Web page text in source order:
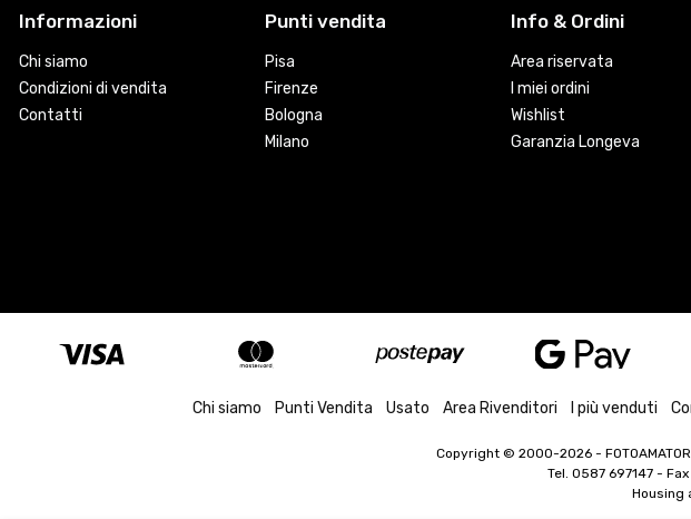
Informazioni
Chi siamo
Condizioni di vendita
Contatti
Punti vendita
Pisa
Firenze
Bologna
Milano
Info & Ordini
Area riservata
I miei ordini
Wishlist
Garanzia Longeva
Chi siamo Punti Vendita Usato Area Rivenditori I più venduti
Copyright © 2000-2026 -
Tel. 0587 697147 -
Housing